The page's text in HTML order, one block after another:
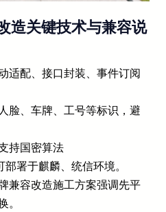
造关键技术与兼容说
适配、接口封装、事件订阅
脸、车牌、工号等标识，避
持国密算法
部署于麒麟、统信环境。
兼容改造施工方案强调先平
。